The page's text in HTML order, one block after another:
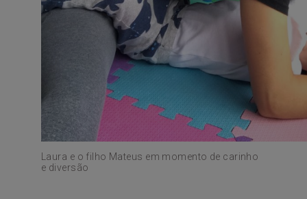
Laura e o filho Mateus em momento de carinho
e diversão